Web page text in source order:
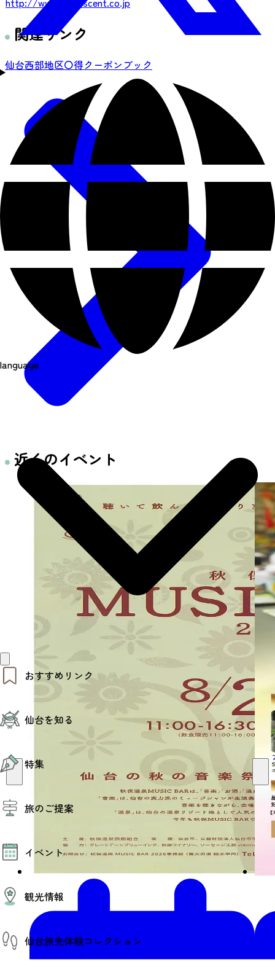
language
おすすめリンク
モデルコース
エリアガイド
お知らせ
お得なチケット
仙台を知る
エリアガイド
復興に向けて
仙台観光PR動画ライブラリー
仙台から行く東北周遊旅
伝統的工芸品
特集
夜時間トピックス
旅のご提案
モデルコース
AIおまかせコース
みんなの旅行記
イベント
イベント情報
その他イベント情報（音楽・展示会）
スポーツ情報
コンベンション情報
観光情報
温泉
仙台旅先体験コレクション
関連リンク
仙台西部地区〇得クーポンブック
近くのイベント